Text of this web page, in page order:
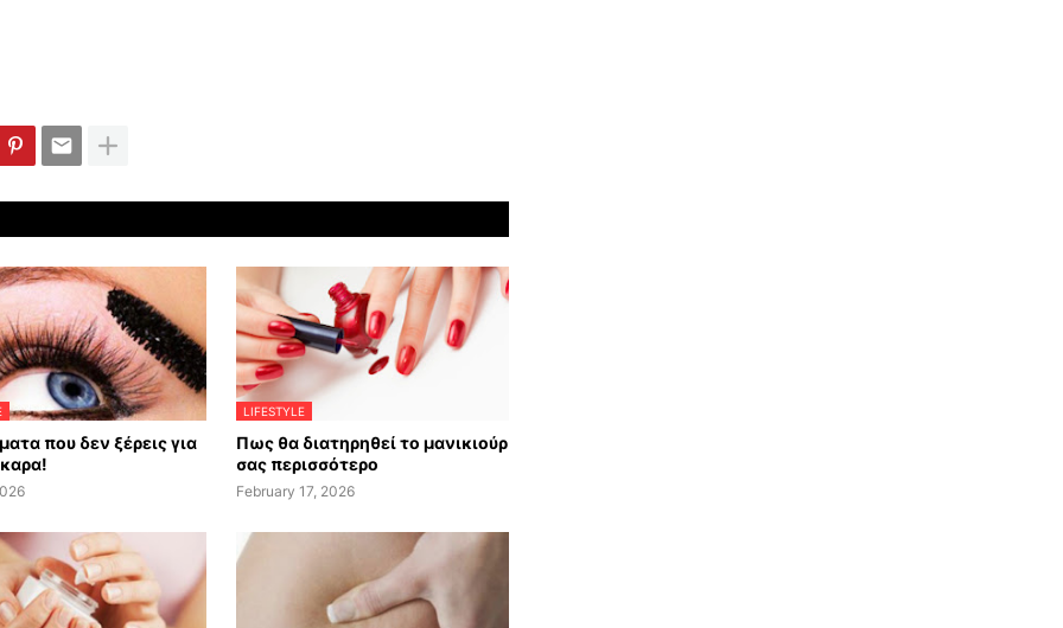
που δεν ξέρεις για
LIFESTYLE
Πως θα διατηρηθεί το μανικιούρ
σας περισσότερο
February 17, 2026